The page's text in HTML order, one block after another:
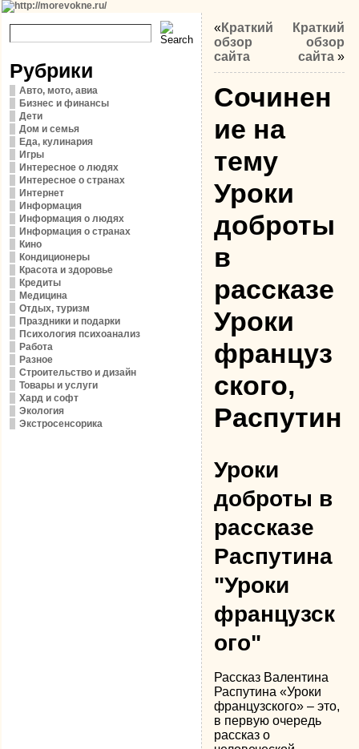
Рубрики
Авто, мото, авиа
Бизнес и финансы
Дети
Дом и семья
Еда, кулинария
Игры
Интересное о людях
Интересное о странах
Интернет
Информация
Информация о людях
Информация о странах
Кино
Кондиционеры
Красота и здоровье
Кредиты
Медицина
Отдых, туризм
Праздники и подарки
Психология психоанализ
Работа
Разное
Строительство и дизайн
Товары и услуги
Хард и софт
Экология
Экстросенсорика
«Краткий
обзор
сайта
Краткий
обзор
сайта »
Сочинен
ие на
тему
Уроки
доброты
в
рассказе
Уроки
француз
ского,
Распутин
Уроки
доброты в
рассказе
Распутина
"Уроки
французск
ого"
Рассказ Валентина
Распутина «Уроки
французского» – это,
в первую очередь
рассказ о